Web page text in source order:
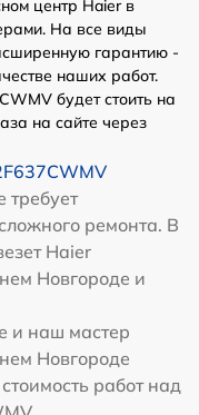
центр Haier в
На все виды
гарантию -
наших работ.
будет стоить на
на сайте через
требует
ремонта. В
Haier
Новгороде и
и наш мастер
Новгороде
работ над